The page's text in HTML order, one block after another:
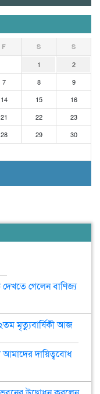
F S S
1
2
7 8
9
14 15
16
21 22
23
28 29
30
কৌশল
‘হাস্যকর’
মন্ত্রী
মাহবুব
৪২তম